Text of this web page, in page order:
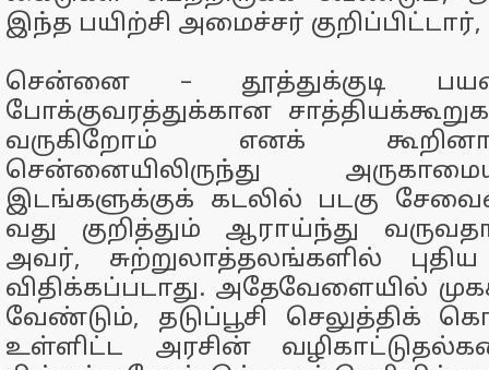
இந்த பயிற்சி அமைச்சர் குறிப்பிட்டார்,
சென்னை – தூத்துக்குடி
போக்குவரத்துக்கான
வருகிறோம் எனக்
சென்னையிலிருந்து
இடங்களுக்குக் கடலில் படகு
வது குறித்தும் ஆராய்ந்து
அவர், சுற்றுலாத்தலங்களில் புதிய
விதிக்கப்படாது. அதேவேளையில்
வேண்டும், தடுப்பூசி செலுத்திக்
உள்ளிட்ட அரசின்